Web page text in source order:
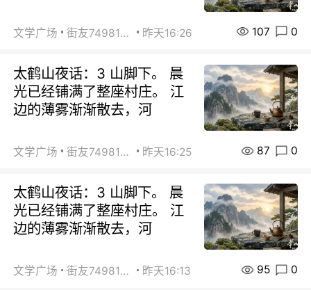
文学广场 街友74981146 昨天16:26 107 0
太鹤山夜话：3 山脚下。 晨
光已经铺满了整座村庄。 江
边的薄雾渐渐散去，河
文学广场 街友74981146 昨天16:25 87 0
太鹤山夜话：3 山脚下。 晨
光已经铺满了整座村庄。 江
边的薄雾渐渐散去，河
文学广场 街友74981146 昨天16:13 95 0